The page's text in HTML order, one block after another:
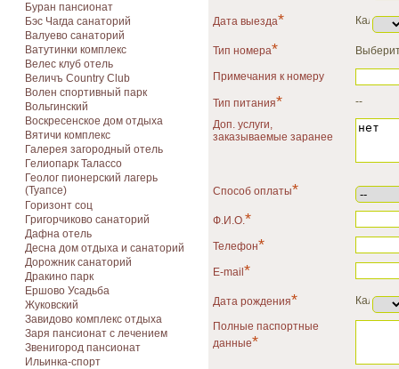
Буран пансионат
Бэс Чагда санаторий
Валуево санаторий
Ватутинки комплекс
Велес клуб отель
Величъ Country Club
Волен спортивный парк
Вольгинский
Воскресенское дом отдыха
Вятичи комплекс
Галерея загородный отель
Гелиопарк Талассо
Геолог пионерский лагерь
(Туапсе)
Горизонт соц
Григорчиково санаторий
Дафна отель
Десна дом отдыха и санаторий
Дорожник санаторий
Дракино парк
Ершово Усадьба
Жуковский
Завидово комплекс отдыха
Заря пансионат с лечением
Звенигород пансионат
Ильинка-спорт
Дата выезда*
Тип номера*
Примечания к номеру
Тип питания*
--
Доп. услуги,
заказываемые заранее
Способ оплаты*
Ф.И.О.*
Телефон*
E-mail *
Дата рождения*
Полные паспортные
данные*